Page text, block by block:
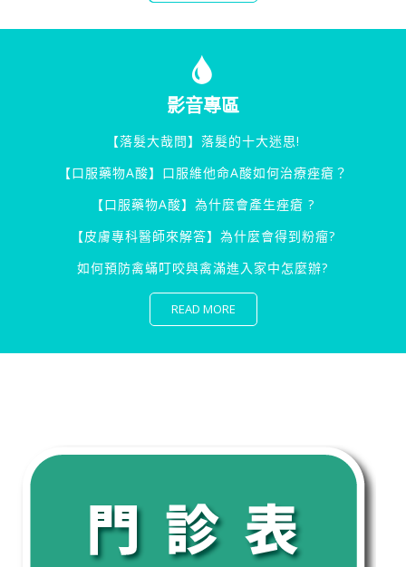
影音專區
【落髮大哉問】落髮的十大迷思!
【口服藥物A酸】口服維他命A酸如何治療痤瘡？
【口服藥物A酸】為什麼會產生痤瘡 ?
【皮膚專科醫師來解答】為什麼會得到粉瘤?
如何預防禽蟎叮咬與禽滿進入家中怎麼辦?
READ MORE